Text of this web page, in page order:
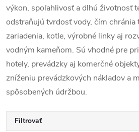
výkon, spoľahlivosť a dlhú životnosť
odstraňujú tvrdosť vody, čím chránia
zariadenia, kotle, výrobné linky aj
vodným kameňom. Sú vhodné pre
hotely, prevádzky aj komerčné
zníženiu prevádzkových nákladov a
spôsobených údržbou.
Filtrovať